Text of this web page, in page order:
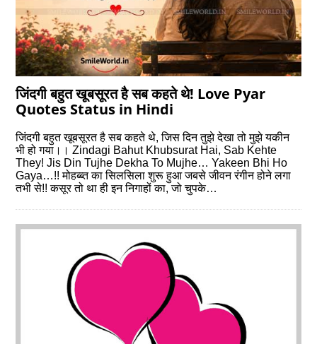
जिंदगी बहुत खूबसूरत है सब कहते थे! Love Pyar
Quotes Status in Hindi
जिंदगी बहुत खूबसूरत है सब कहते थे, जिस दिन तुझे देखा तो मुझे यकीन
भी हो गया।। Zindagi Bahut Khubsurat Hai, Sab Kehte
They! Jis Din Tujhe Dekha To Mujhe… Yakeen Bhi Ho
Gaya…!! मोहब्‍ब्‍त का सिलसिला शुरू हुआ जबसे जीवन रंगीन होने लगा
तभी से!! कसूर तो था ही इन निगाहों का, जो चुपके…